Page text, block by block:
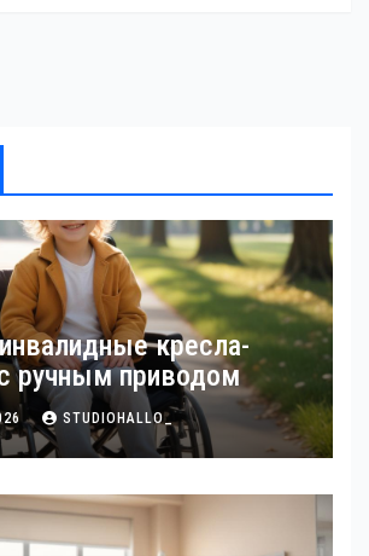
кресла-
ручным приводом
STUDIOHALLO_